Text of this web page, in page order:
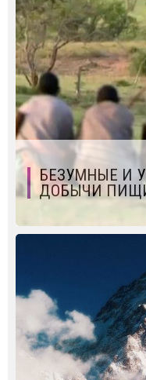
БЕЗУМНЫЕ И
ДОБЫЧИ